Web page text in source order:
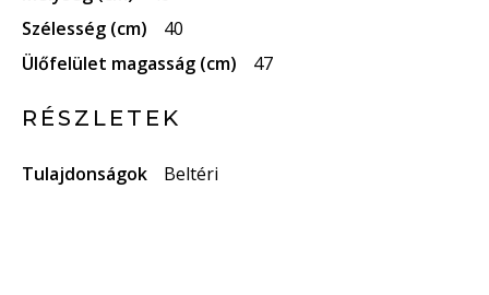
Szélesség (cm)
40
Ülőfelület magasság (cm)
47
RÉSZLETEK
Tulajdonságok Beltéri